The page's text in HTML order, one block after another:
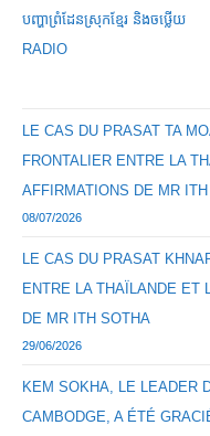
បញ្ហាព្រំដែនស្រុកខ្មែរ និងចឞ្លើយ
RADIO
LE CAS DU PRASAT TA
FRONTALIER ENTRE LA
AFFIRMATIONS DE MR
08/07/2026
LE CAS DU PRASAT
ENTRE LA THAÏLANDE ET
DE MR ITH SOTHA
29/06/2026
KEM SOKHA, LE LEADER
CAMBODGE, A ÉTÉ